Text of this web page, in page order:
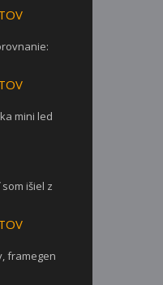
mini led
išiel z
framegen